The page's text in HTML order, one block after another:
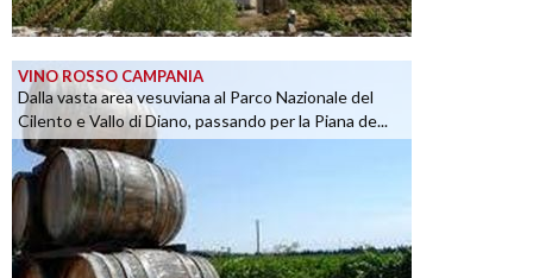
VINO ROSSO CAMPANIA
Dalla vasta area vesuviana al Parco Nazionale del
Cilento e Vallo di Diano, passando per la Piana de...